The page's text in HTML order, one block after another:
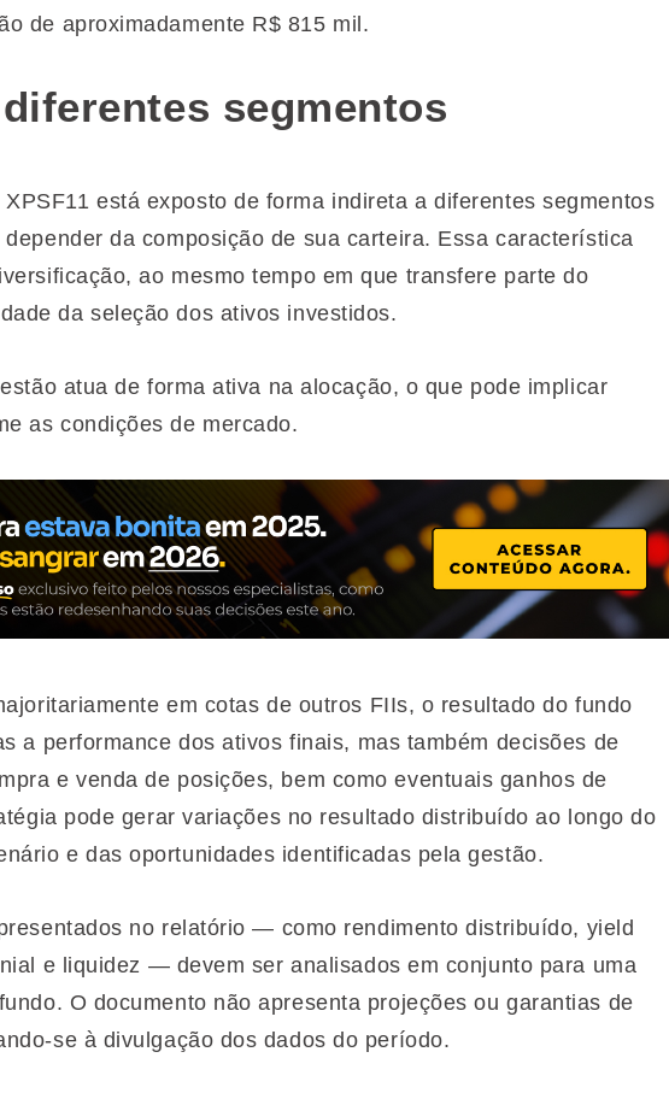
de aproximadamente R$ 815 mil.
segmentos
está exposto de forma indireta a diferentes segmentos
da composição de sua carteira. Essa característica
ao mesmo tempo em que transfere parte do
da seleção dos ativos investidos.
atua de forma ativa na alocação, o que pode implicar
as condições de mercado.
em cotas de outros FIIs, o resultado do fundo
a performance dos ativos finais, mas também decisões de
e venda de posições, bem como eventuais ganhos de
pode gerar variações no resultado distribuído ao longo do
e das oportunidades identificadas pela gestão.
no relatório — como rendimento distribuído, yield
e liquidez — devem ser analisados em conjunto para uma
O documento não apresenta projeções ou garantias de
se à divulgação dos dados do período.